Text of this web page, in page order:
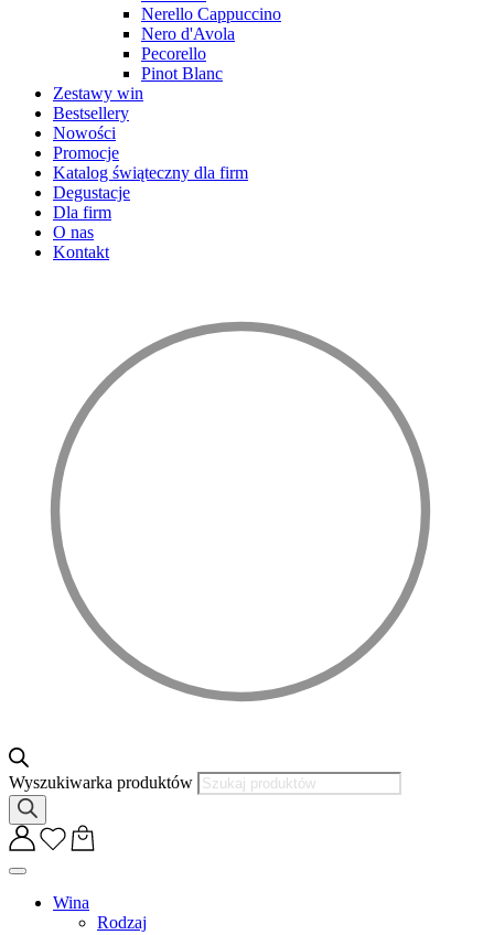
Nerello Cappuccino
Nero d'Avola
Pecorello
Pinot Blanc
Zestawy win
Bestsellery
Nowości
Promocje
Katalog świąteczny dla firm
Degustacje
Dla firm
O nas
Kontakt
Wyszukiwarka produktów
Wina
Rodzaj